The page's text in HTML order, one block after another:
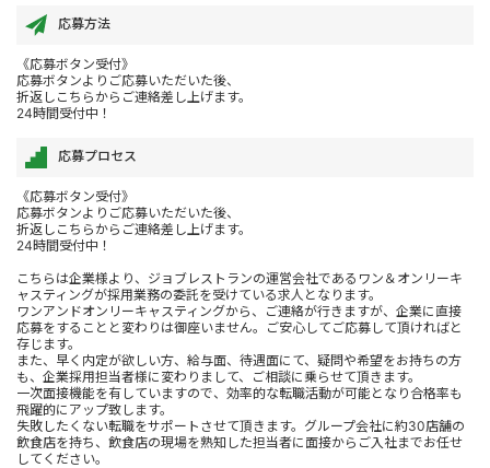
応募方法
《応募ボタン受付》
応募ボタンよりご応募いただいた後、
折返しこちらからご連絡差し上げます。
24時間受付中！
応募プロセス
《応募ボタン受付》
応募ボタンよりご応募いただいた後、
折返しこちらからご連絡差し上げます。
24時間受付中！
こちらは企業様より、ジョブレストランの運営会社であるワン＆オンリーキ
ャスティングが採用業務の委託を受けている求人となります。
ワンアンドオンリーキャスティングから、ご連絡が行きますが、企業に直接
応募をすることと変わりは御座いません。ご安心してご応募して頂ければと
存じます。
また、早く内定が欲しい方、給与面、待遇面にて、疑問や希望をお持ちの方
も、企業採用担当者様に変わりまして、ご相談に乗らせて頂きます。
一次面接機能を有していますので、効率的な転職活動が可能となり合格率も
飛躍的にアップ致します。
失敗したくない転職をサポートさせて頂きます。グループ会社に約30店舗の
飲食店を持ち、飲食店の現場を熟知した担当者に面接からご入社までお任せ
してください。